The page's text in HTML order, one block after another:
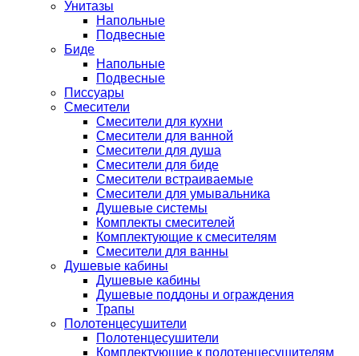
Унитазы
Напольные
Подвесные
Биде
Напольные
Подвесные
Писсуары
Смесители
Смесители для кухни
Смесители для ванной
Смесители для душа
Смесители для биде
Смесители встраиваемые
Смесители для умывальника
Душевые системы
Комплекты смесителей
Комплектующие к смесителям
Смесители для ванны
Душевые кабины
Душевые кабины
Душевые поддоны и ограждения
Трапы
Полотенцесушители
Полотенцесушители
Комплектующие к полотенцесушителям